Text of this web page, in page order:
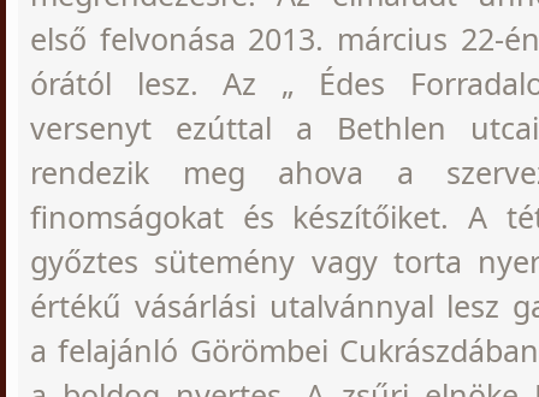
első felvonása 2013. március 22-
órától lesz. Az „ Édes
versenyt ezúttal a Bethlen
rendezik meg ahova a
finomságokat és készítőiket. A
győztes sütemény vagy torta
értékű vásárlási utalvánnyal lesz
a felajánló Görömbei